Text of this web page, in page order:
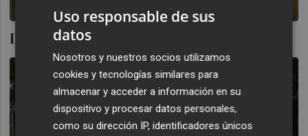
Derecho al largo plazo
Uso responsable de sus
datos
Nosotros y nuestros socios utilizamos
cookies y tecnologías similares para
almacenar y acceder a información en su
dispositivo y procesar datos personales,
como su dirección IP, identificadores únicos